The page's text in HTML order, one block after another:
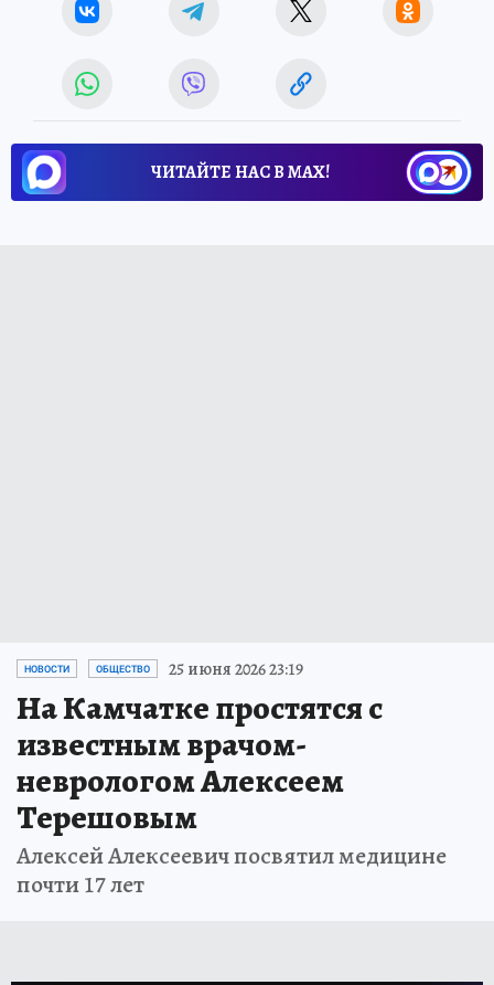
ЧИТАЙТЕ НАС В МАХ!
НОВОСТИ ОБЩЕСТВО 25 июня 2026 23:19
На Камчатке простятся с
известным врачом-
неврологом Алексеем
Терешовым
Алексей Алексеевич посвятил медицине
почти 17 лет